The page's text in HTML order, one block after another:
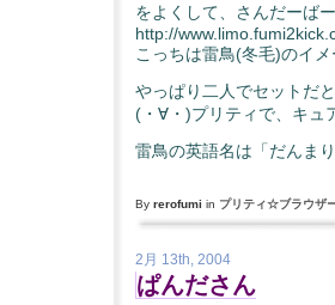
をよくして、さんだーば
http://
こっちは雷鳥(冬毛)のイメ
やっぱり二人でセットだと
(・∀・)プリティで、キュ
雷鳥の英語名は「だんま
By rerofumi in プリティ☆ブラウザ
2月 13th, 2004
ぱんださん